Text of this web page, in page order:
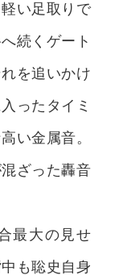
い足取りで
続くゲート
を追いかけ
ったタイミ
い金属音。
ざった轟音
最大の見せ
も聡史自身